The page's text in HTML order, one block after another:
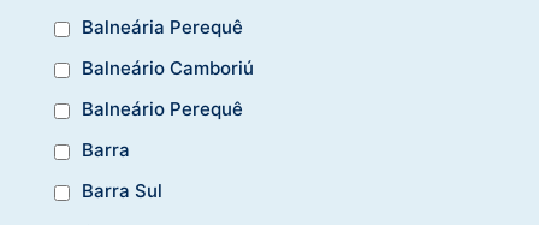
Balneária Perequê
Balneário Camboriú
Balneário Perequê
Barra
Barra Sul